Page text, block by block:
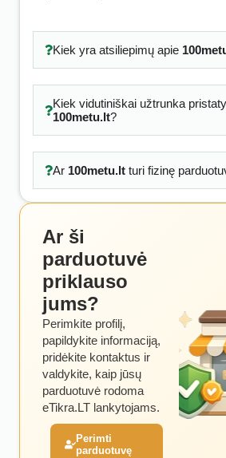
Kiek yra atsiliepimų apie
Kiek vidutiniškai užtrunka
100metu.lt?
Ar 100metu.ltturi fizinę
Ar ši
parduotuvė
priklauso
jums?
Perimkite profilį,
papildykite informaciją,
pridėkite kontaktus ir
valdykite, kaip jūsų
parduotuvė rodoma
eTikra.LT lankytojams.
Perimti
parduotuvę